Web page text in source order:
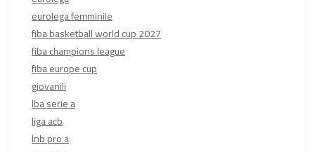
eurolega femminile
fiba basketball world cup 2027
fiba champions league
fiba europe cup
giovanili
lba serie a
liga acb
lnb pro a